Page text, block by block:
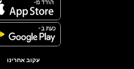
עקוב אחרינו